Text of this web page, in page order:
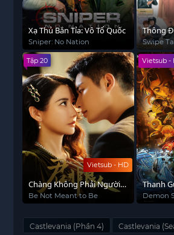
Xạ Thủ Bắn Tỉa: Vô Tổ Quốc
Sniper: No Nation
Thông
Swipe
Vietsub - HD
Tập 20
Chàng Không Phải Người
Tốt
Be Not Meant to Be
Vietsub -
Thanh
Hạn
Demon
Castlevania (Phần 4) Castlevania